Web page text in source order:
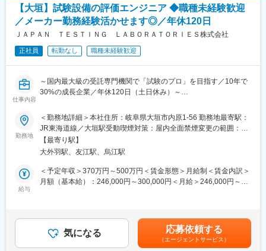
同部署では現在5名の方が活躍中です。
■当社について：
あらゆる業界のトップメーカーの「開発品評価」に関わる国内最
大級の受託専門機関です。
お取引先業界は 自動車をはじめ、航空宇宙・電機・半導体・食
品・素材・医薬品・化粧品など幅広く、その数4,500社となってお
ります。
当社は設備数350種と国内最大級で幅広い業界との取引があり、
■当社の特長：
・競合他社数は100社程度のニッチな業界で、自動車をコアに、
成長産業に携わっている会社です。今後は需要の高まる電気自動
・成長率は10年で30％と、今後も伸びが期待できる今後の成長性
の高い業界です。
変更の範囲：会社の定める業務
【大垣】試験設備の評価エンジニア ◆職種未経験歓迎
／メーカー勤務経験活かせます◎／年休120日
ＪＡＰＡＮ ＴＥＳＴＩＮＧ ＬＡＢＯＲＡＴＯＲＩＥＳ株式会社
正社員 転勤なし 職種未経験歓迎
仕事内容
～国内最大級の受託専門機関で「試験のプロ」を目指す／10年で
30%の成長企業／年休120日（土日休み）～
■職務概要：
顧客からの試験依頼に対して、試験設計からその実施まで対応し
ていただきます。
また、適性を考慮し、将来的にリーダーをお任せする可能性がご
ざいます。
■職務詳細：
いか考案をいただきます
※経験に応じて、試験対応から徐々に設計までお任せしますので、
ご安心ください。将来的には、顧客との打ち合わせ（課題への解
勤務地
＜勤務地詳細＞本社住所：岐阜県大垣市内原1-56 勤務地最寄駅：
JR東海道線／大垣駅受動喫煙対策：屋内全面禁煙変更の範囲：会
社の定める事業所
【最寄り駅】
大外羽駅、友江駅、烏江駅
給与
＜予定年収＞370万円～500万円＜賃金形態＞月給制＜賃金内訳＞
月額（基本給）：246,000円～300,000円＜月給＞246,000円～
じて上下する可能性があります。月給(月額)は固定手当を含めた表
記です。気になる 応募依頼する
（エージェントサービス）